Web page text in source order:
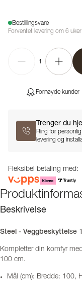
Bestillingsvare
Forventet levering om 6 uker
1
Fornøyde kunder
Trenger du
Ring for
levering og
Fleksibel betaling med:
Beskrivelse
Steel - Veggbeskyttel se
Kompletter din komfyr
100 cm.
Mål (cm): Bredde: 100,